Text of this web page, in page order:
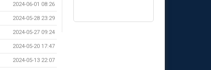
2024-06-01 08:26
2024-05-28 23:29
2024-05-27 09:24
2024-05-20 17:47
2024-05-13 22:07